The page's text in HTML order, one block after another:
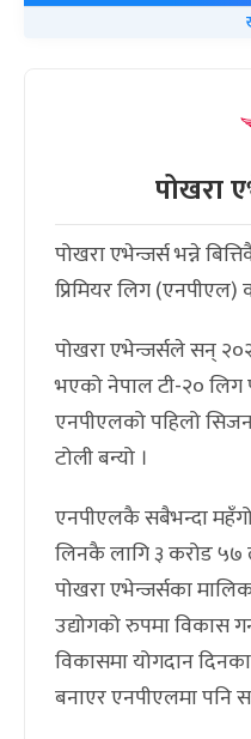
पोखरा
पोखरा एभेन्जर्स भन्ने
प्रिमियर लिग
पोखरा एभेन्जर्सले सन्
भएको नेपाल टी-२०
एनपीएलको पहिलो
टोली बन्यो ।
एनपीएलकै सबैभन्दा
लिनकै लागि ३ करोड ५७
पोखरा एभेन्जर्सका
उद्योगको रुपमा विकास
विकासमा योगदान
बनाएर एनपीएलमा पनि